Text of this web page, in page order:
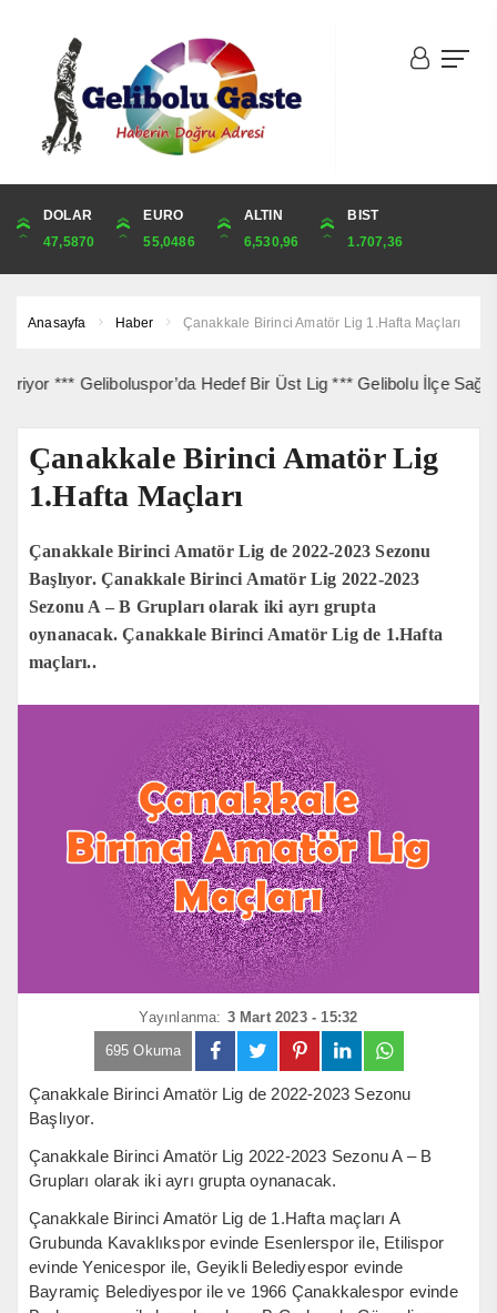
DOLAR
47,5870
EURO
55,0486
ALTIN
6,530,96
BIST
1.707,36
ONS
4,267,69
ALTIN
6,530,96
ÇEYREK
10,678,12
CUMHURİYET
43,872,00
Anasayfa Haber Çanakkale Birinci Amatör Lig 1.Hafta Maçları
Geliboluspor’da Hedef Bir Üst Lig *** Gelibolu İlçe Sağlık’tan
Çanakkale Birinci Amatör Lig
1.Hafta Maçları
Çanakkale Birinci Amatör Lig de 2022-2023 Sezonu
Başlıyor. Çanakkale Birinci Amatör Lig 2022-2023
Sezonu A – B Grupları olarak iki ayrı grupta
oynanacak. Çanakkale Birinci Amatör Lig de 1.Hafta
maçları..
Yayınlanma: 3 Mart 2023 - 15:32
695 Okuma
Çanakkale Birinci Amatör Lig de 2022-2023 Sezonu
Başlıyor.
Çanakkale Birinci Amatör Lig 2022-2023 Sezonu A – B
Grupları olarak iki ayrı grupta oynanacak.
Çanakkale Birinci Amatör Lig de 1.Hafta maçları A
Grubunda Kavaklıkspor evinde Esenlerspor ile, Etilispor
evinde Yenicespor ile, Geyikli Belediyespor evinde
Bayramiç Belediyespor ile ve 1966 Çanakkalespor evinde